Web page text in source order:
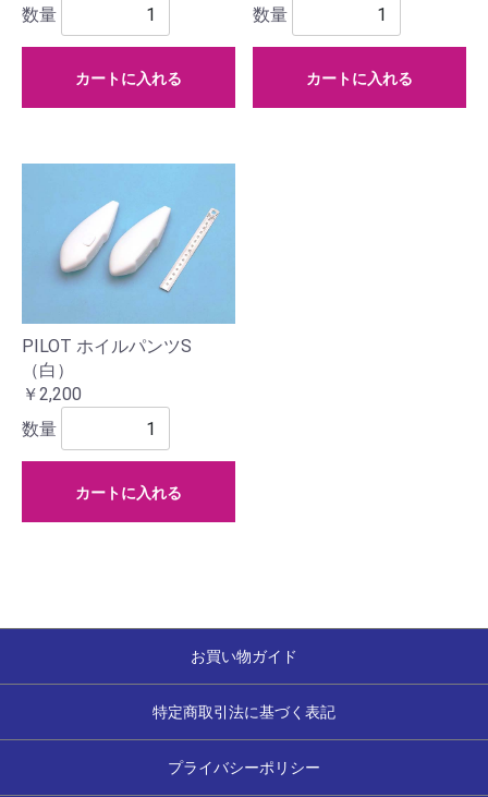
数量
カートに入れる
数量
カートに入れる
PILOT ホイルパンツS
（白）
￥2,200
数量
カートに入れる
お買い物ガイド
特定商取引法に基づく表記
プライバシーポリシー